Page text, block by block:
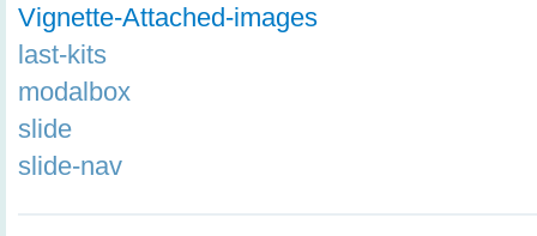
Vignette-Attached-images
last-kits
modalbox
slide
slide-nav